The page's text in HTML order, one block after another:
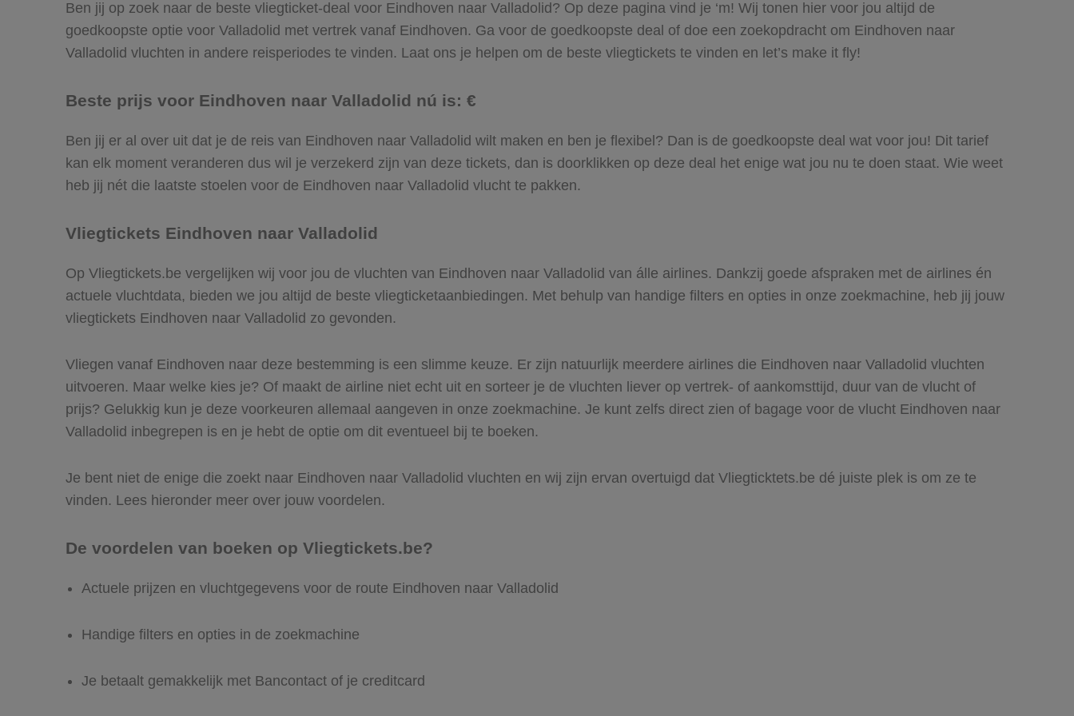
Ben jij op zoek naar de beste vliegticket-deal voor Eindhoven naar Valladolid? Op deze pagina vind je ‘m! Wij tonen hier voor jou altijd de
goedkoopste optie voor Valladolid met vertrek vanaf Eindhoven. Ga voor de goedkoopste deal of doe een zoekopdracht om Eindhoven naar
Valladolid vluchten in andere reisperiodes te vinden. Laat ons je helpen om de beste vliegtickets te vinden en let’s make it fly!
Beste prijs voor Eindhoven naar Valladolid nú is: €
Ben jij er al over uit dat je de reis van Eindhoven naar Valladolid wilt maken en ben je flexibel? Dan is de goedkoopste deal wat voor jou! Dit tarief
kan elk moment veranderen dus wil je verzekerd zijn van deze tickets, dan is doorklikken op deze deal het enige wat jou nu te doen staat. Wie weet
heb jij nét die laatste stoelen voor de Eindhoven naar Valladolid vlucht te pakken.
Vliegtickets Eindhoven naar Valladolid
Op Vliegtickets.be vergelijken wij voor jou de vluchten van Eindhoven naar Valladolid van álle airlines. Dankzij goede afspraken met de airlines én
actuele vluchtdata, bieden we jou altijd de beste vliegticketaanbiedingen. Met behulp van handige filters en opties in onze zoekmachine, heb jij jouw
vliegtickets Eindhoven naar Valladolid zo gevonden.
Vliegen vanaf Eindhoven naar deze bestemming is een slimme keuze. Er zijn natuurlijk meerdere airlines die Eindhoven naar Valladolid vluchten
uitvoeren. Maar welke kies je? Of maakt de airline niet echt uit en sorteer je de vluchten liever op vertrek- of aankomsttijd, duur van de vlucht of
prijs? Gelukkig kun je deze voorkeuren allemaal aangeven in onze zoekmachine. Je kunt zelfs direct zien of bagage voor de vlucht Eindhoven naar
Valladolid inbegrepen is en je hebt de optie om dit eventueel bij te boeken.
Je bent niet de enige die zoekt naar Eindhoven naar Valladolid vluchten en wij zijn ervan overtuigd dat Vliegticktets.be dé juiste plek is om ze te
vinden. Lees hieronder meer over jouw voordelen.
De voordelen van boeken op Vliegtickets.be?
Actuele prijzen en vluchtgegevens voor de route Eindhoven naar Valladolid
Handige filters en opties in de zoekmachine
Je betaalt gemakkelijk met Bancontact of je creditcard